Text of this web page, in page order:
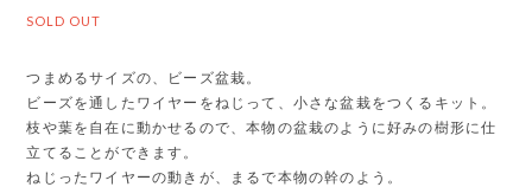
SOLD OUT
つまめるサイズの、ビーズ盆栽。
ビーズを通したワイヤーをねじって、小さな盆栽をつくるキット。
枝や葉を自在に動かせるので、本物の盆栽のように好みの樹形に仕
立てることができます。
ねじったワイヤーの動きが、まるで本物の幹のよう。